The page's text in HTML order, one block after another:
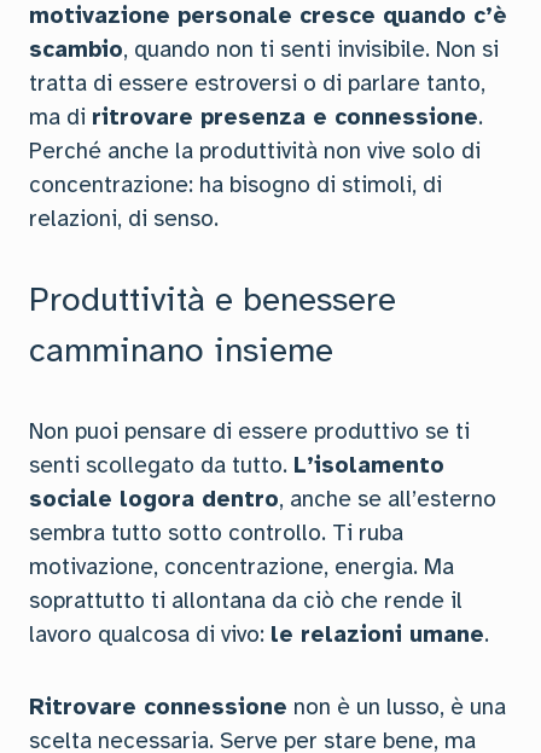
motivazione personale cresce quando c’è
scambio, quando non ti senti invisibile. Non si
tratta di essere estroversi o di parlare tanto,
ma di ritrovare presenza e connessione.
Perché anche la produttività non vive solo di
concentrazione: ha bisogno di stimoli, di
relazioni, di senso.
Produttività e benessere
camminano insieme
Non puoi pensare di essere produttivo se ti
senti scollegato da tutto. L’isolamento
sociale logora dentro, anche se all’esterno
sembra tutto sotto controllo. Ti ruba
motivazione, concentrazione, energia. Ma
soprattutto ti allontana da ciò che rende il
lavoro qualcosa di vivo: le relazioni umane.
Ritrovare connessione non è un lusso, è una
scelta necessaria. Serve per stare bene, ma